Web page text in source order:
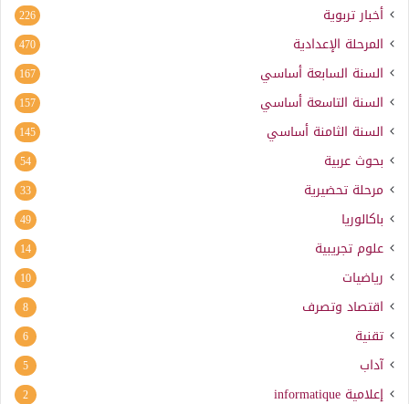
أخبار تربوية 226
المرحلة الإعدادية 470
السنة السابعة أساسي 167
السنة التاسعة أساسي 157
السنة الثامنة أساسي 145
بحوث عربية 54
مرحلة تحضيرية 33
باكالوريا 49
علوم تجريبية 14
رياضيات 10
اقتصاد وتصرف 8
تقنية 6
آداب 5
إعلامية informatique
2